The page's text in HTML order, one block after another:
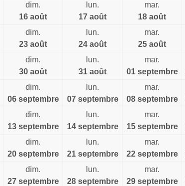
dim.
16 août
lun.
17 août
mar.
18 août
dim.
23 août
lun.
24 août
mar.
25 août
dim.
30 août
lun.
31 août
mar.
01 septembre
dim.
06 septembre
lun.
07 septembre
mar.
08 septembre
dim.
13 septembre
lun.
14 septembre
mar.
15 septembre
dim.
20 septembre
lun.
21 septembre
mar.
22 septembre
dim.
27 septembre
lun.
28 septembre
mar.
29 septembre